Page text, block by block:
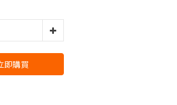
即購買